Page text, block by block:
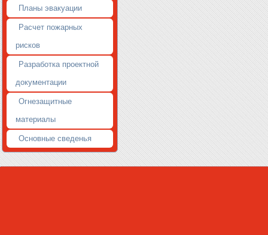
Планы эвакуации
Расчет пожарных
рисков
Разработка проектной
документации
Огнезащитные
материалы
Основные сведенья